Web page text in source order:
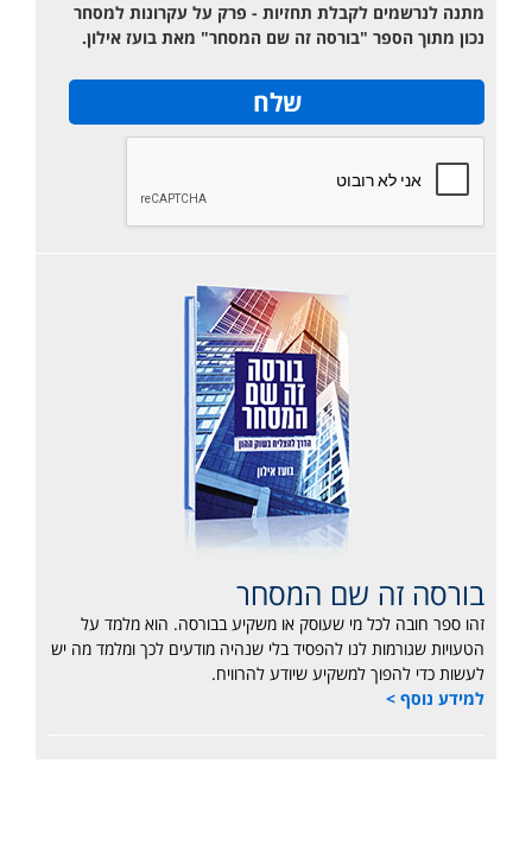
מתנה לנרשמים לקבלת תחזיות - פרק על עקרונות למסחר
נכון מתוך הספר "בורסה זה שם המסחר" מאת בועז אילון.
בורסה זה שם המסחר
זהו ספר חובה לכל מי שעוסק או משקיע בבורסה. הוא מלמד על
הטעויות שגורמות לנו להפסיד בלי שנהיה מודעים לכך ומלמד מה יש
לעשות כדי להפוך למשקיע שיודע להרוויח.
למידע נוסף >